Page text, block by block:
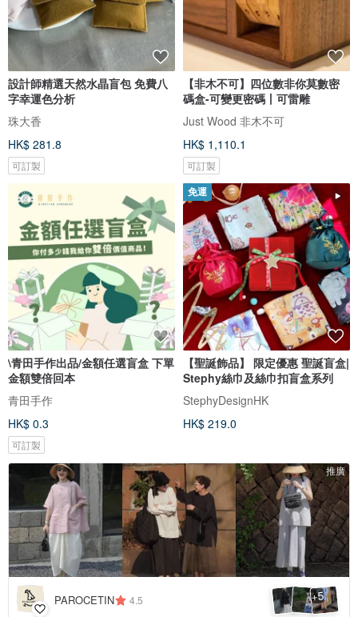
設計師精選天然水晶盲包 免費八
字幸運色分析
珠大香
HK$ 281.8
可訂製
【非木不可】四位數非你莫數密
碼盒-可變更密碼丨可雷雕
Just Wood 非木不可
HK$ 1,110.1
可訂製
\青田手作出品/金額任選盲盒 下單
金額雙倍回本
青田手作
HK$ 0.3
可訂製
免運
【聖誕飾品】 限定優惠 聖誕盲盒|
Stephy絲巾及絲巾扣盲盒系列
StephyDesignHK
HK$ 219.0
推廣
PAROCETIN 4.5 +5